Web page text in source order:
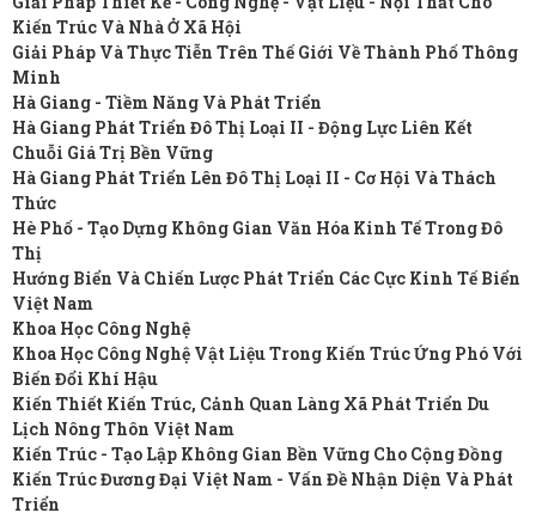
Kiến Trúc Và Nhà Ở Xã Hội
Giải Pháp Và Thực Tiễn Trên Thế Giới Về Thành Phố Thông
Minh
Hà Giang - Tiềm Năng Và Phát Triển
Hà Giang Phát Triển Đô Thị Loại II - Động Lực Liên Kết
Chuỗi Giá Trị Bền Vững
Hà Giang Phát Triển Lên Đô Thị Loại II - Cơ Hội Và Thách
Thức
Hè Phố - Tạo Dựng Không Gian Văn Hóa Kinh Tế Trong Đô
Thị
Hướng Biển Và Chiến Lược Phát Triển Các Cực Kinh Tế Biển
Việt Nam
Khoa Học Công Nghệ
Khoa Học Công Nghệ Vật Liệu Trong Kiến Trúc Ứng Phó Với
Biến Đổi Khí Hậu
Kiến Thiết Kiến Trúc, Cảnh Quan Làng Xã Phát Triển Du
Lịch Nông Thôn Việt Nam
Kiến Trúc - Tạo Lập Không Gian Bền Vững Cho Cộng Đồng
Kiến Trúc Đương Đại Việt Nam - Vấn Đề Nhận Diện Và Phát
Triển